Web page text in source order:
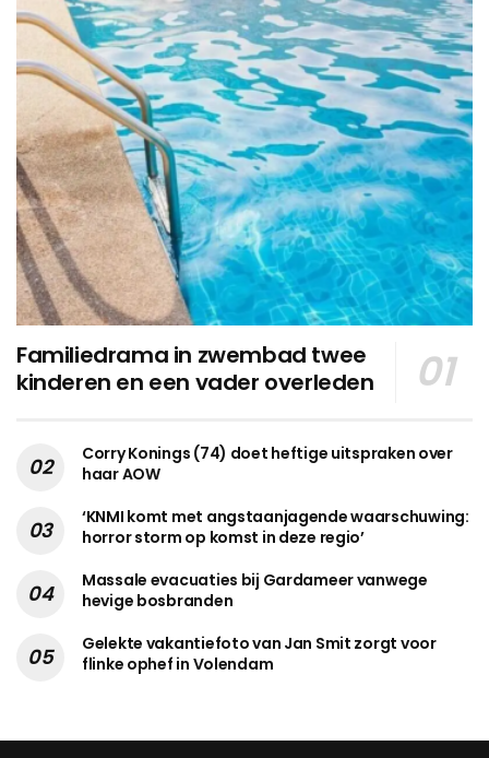
Familiedrama in zwembad twee
kinderen en een vader overleden
Corry Konings (74) doet heftige uitspraken over
haar AOW
‘KNMI komt met angstaanjagende waarschuwing:
horror storm op komst in deze regio’
Massale evacuaties bij Gardameer vanwege
hevige bosbranden
Gelekte vakantiefoto van Jan Smit zorgt voor
flinke ophef in Volendam